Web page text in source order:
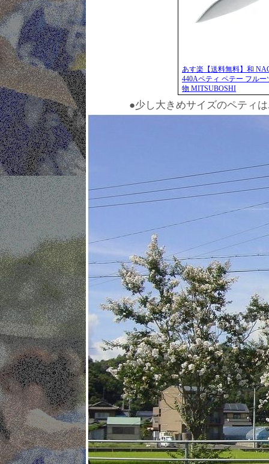
あす楽【送料無料】和
440Aペティ ペテー フルー
物 MITSUBOSHI
●少し大きめサイズのペティ